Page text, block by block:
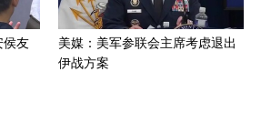
侯友
美媒：美军参联会主席考虑退出
伊战方案